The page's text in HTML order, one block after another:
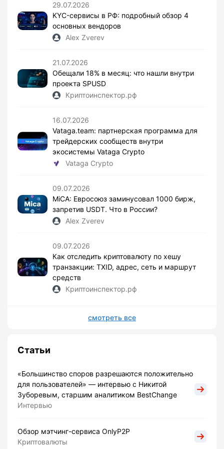
29.07.2026
KYC-сервисы в РФ: подробный обзор 4
основных вендоров
Alex Zverev
21.07.2026
Обещали 18% в месяц: что нашли внутри
проекта SPUSD
Криптоинспектор.рф
16.07.2026
Vataga.team: партнерская программа для
трейдерских сообществ внутри
экосистемы Vataga Crypto
Vataga Crypto
09.07.2026
MiCA: Евросоюз заминусовал 1000 бирж,
запретив USDT. Что в России?
Alex Zverev
09.07.2026
Как отследить криптовалюту по хешу
транзакции: TXID, адрес, сеть и маршрут
средств
Криптоинспектор.рф
смотреть все
Статьи
«Большинство споров разрешаются положительно
для пользователей» — интервью с Никитой
Зуборевым, старшим аналитиком BestChange
Интервью
Обзор мэтчинг-сервиса OnlyP2P
Криптовалюты